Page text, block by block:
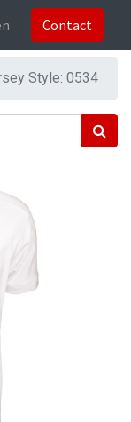
Contact
Style: 0534